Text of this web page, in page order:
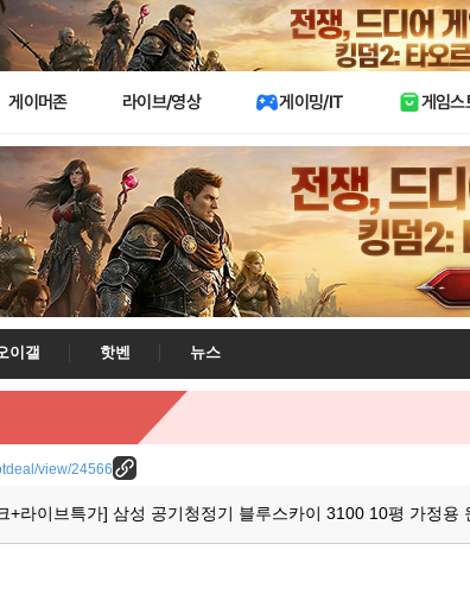
게이머존 라이브/영상 게이밍/IT 게임스
이갤 핫벤
뉴스
view/24566
+라이브특가] 삼성 공기청정기 블루스카이 3100 10평 가정용